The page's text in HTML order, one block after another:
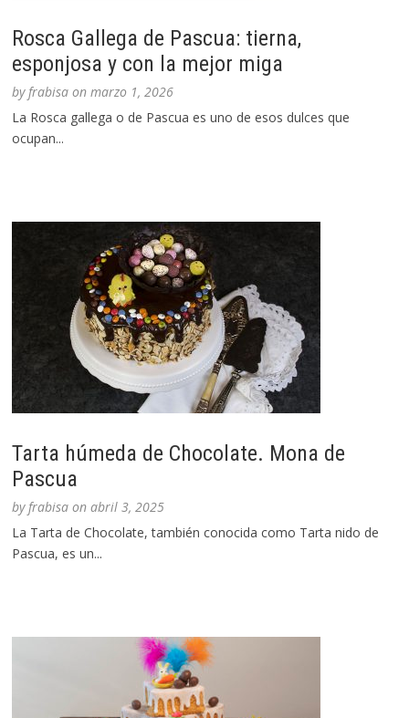
Rosca Gallega de Pascua: tierna,
esponjosa y con la mejor miga
byfrabisa onmarzo 1, 2026
La Rosca gallega o de Pascua es uno de esos dulces que
ocupan...
Tarta húmeda de Chocolate. Mona de
Pascua
byfrabisa onabril 3, 2025
La Tarta de Chocolate, también conocida como Tarta nido de
Pascua, es un...